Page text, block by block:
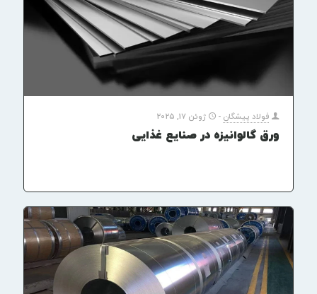
فولاد پیشگان - ژوئن 17, 2025
ورق گالوانیزه در صنایع غذایی